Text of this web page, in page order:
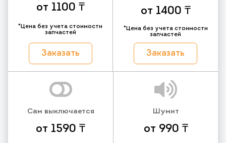
от 1100 ₸
*Цена без учета стоимости
запчастей
Заказать
от 1400 ₸
*Цена без учета стоимости
запчастей
Заказать
Сам выключается
от 1590 ₸
Шумит
от 990 ₸